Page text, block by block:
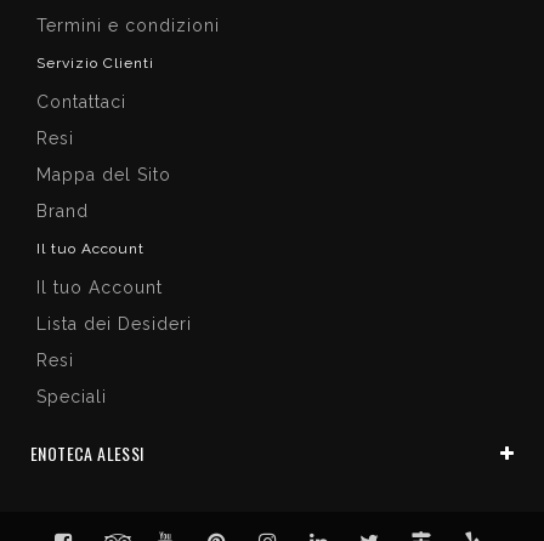
Termini e condizioni
Servizio Clienti
Contattaci
Resi
Mappa del Sito
Brand
Il tuo Account
Il tuo Account
Lista dei Desideri
Resi
Speciali
ENOTECA ALESSI